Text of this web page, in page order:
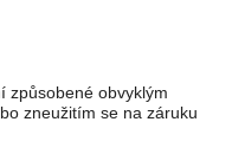
způsobené obvyklým
zneužitím se na záruku